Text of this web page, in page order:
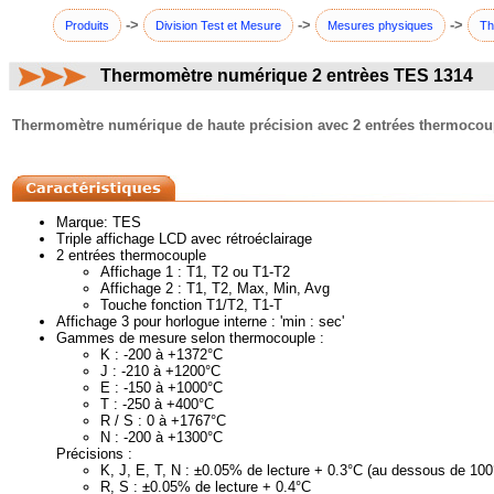
Produits -> Division Test et Mesure -> Mesures physiques ->
Thermomètre numérique 2 entrèes TES 1314
Thermomètre numérique de haute précision avec 2 entrées
Marque: TES
Triple affichage LCD avec rétroéclairage
2 entrées thermocouple
Affichage 1 : T1, T2 ou T1-T2
Affichage 2 : T1, T2, Max, Min, Avg
Touche fonction T1/T2, T1-T
Affichage 3 pour horlogue interne : 'min : sec'
Gammes de mesure selon thermocouple :
K : -200 à +1372°C
J : -210 à +1200°C
E : -150 à +1000°C
T : -250 à +400°C
R / S : 0 à +1767°C
N : -200 à +1300°C
Précisions :
K, J, E, T, N : ±0.05% de lecture + 0.3°C (au dessous de
R, S : ±0.05% de lecture + 0.4°C